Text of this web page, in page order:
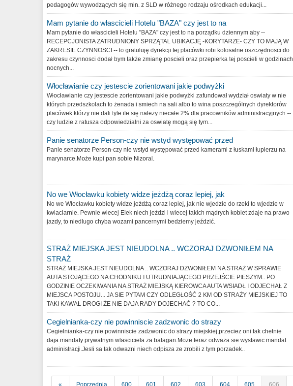
pedagogów wywodzących się min. z SLD w różnego rodzaju ośrodkach edukacji...
Mam pytanie do włascicieli Hotelu "BAZA" czy jest to na
Mam pytanie do włascicieli Hotelu "BAZA" czy jest to na porządku dziennym aby --
RECEPCJONISTA ZATRUDNIONY SPRZĄTAL UBIKACJĘ -KORYTARZE- CZY TO MAJĄ W
ZAKRESIE CZYNNOSCI -- to gratuluję dyrekcji tej placówki robi kolosalne oszczędnosci do
zakresu czynnosci dodał bym także zmianę poscieli oraz przepierka tej poscieli w godzinach
nocnych...
Włocławianie czy jestescie zorientowani jakie podwyżki
Włocławianie czy jestescie zorientowani jakie podwyżki zafundował wydział oswiaty w nie
których przedszkolach to żenada i smiech na sali albo to wina poszczególnych dyrektorów
placówek którzy nie dali tyle ile się należy niecałe 2% dla pracowników administracyjnych --
czy ludzie z ratusza odpowiedzialni za oswiatę mogą się tym...
Panie senatorze Person-czy nie wstyd występować przed
Panie senatorze Person-czy nie wstyd występować przed kamerami z łuskami łupierzu na
marynarce.Może kupi pan sobie Nizoral.
No we Włocławku kobiety widze jeżdżą coraz lepiej, jak
No we Włocławku kobiety widze jeżdżą coraz lepiej, jak nie wjedzie do rzeki to wjedzie w
kwiaciarnie. Pewnie wiecej Elek niech jeździ i wiecej takich mądrych kobiet zdaje na prawo
jazdy, to niedlugo chyba wozami pancernymi bedziemy jeździć.
STRAŻ MIEJSKA JEST NIEUDOLNA .. WCZORAJ DZWONIŁEM NA
STRAŻ
STRAŻ MIEJSKA JEST NIEUDOLNA .. WCZORAJ DZWONIŁEM NA STRAŻ W SPRAWIE
AUTA STOJĄCEGO NA CHODNIKU I UTRUDNIAJĄCEGO PRZEJŚCIE PIESZYM.. PO
GODZINIE OCZEKIWANIA NA STRAŻ MIEJSKĄ KIEROWCA AUTA WSIADŁ I ODJECHAŁ Z
MIEJSCA POSTOJU... JA SIE PYTAM CZY ODLEGŁOŚĆ 2 KM OD STRAŻY MIEJSKIEJ TO
TAKI KAWAŁ DROGI ŻE NIE DAJA RADY DOJECHAĆ ? TO CO...
Cegielnianka-czy nie powinniscie zadzwonic do strazy
Cegielnianka-czy nie powinniscie zadzwonic do strazy miejskiej,przeciez oni tak chetnie
daja mandaty prywatnym wlasciciela za balagan.Moze teraz odwaza sie wystawic mandat
administracji.Jesli sa tak odwazni niech odpisza ze zrobili z tym porzadek..
« Poprzednia 600 601 602 603 604 605 606